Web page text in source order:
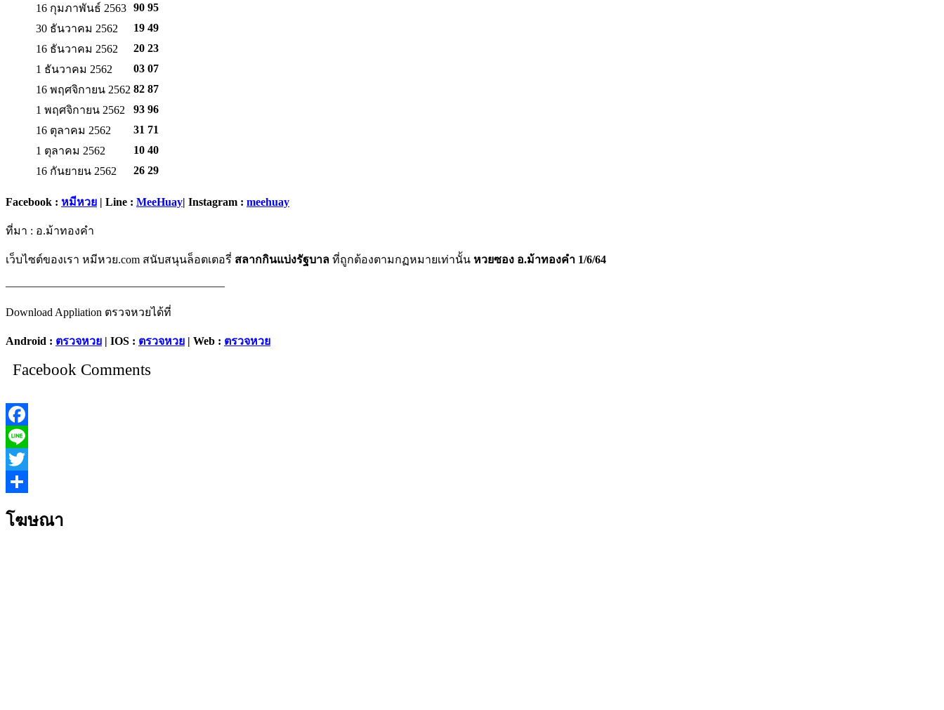
16 กุมภาพันธ์ 2563 90 95
30 ธันวาคม 2562
19 49
16 ธันวาคม 2562
20 23
1 ธันวาคม 2562
03 07
16 พฤศจิกายน 2562 82 87
1 พฤศจิกายน 2562
93 96
16 ตุลาคม 2562
31 71
1 ตุลาคม 2562
10 40
16 กันยายน 2562
26 29
Facebook : หมีหวย | Line : MeeHuay| Instagram : meehuay
ที่มา : อ.ม้าทองคำ
เว็บไซต์ของเรา หมีหวย.com สนับสนุนล็อตเตอรี่ สลากกินแบ่งรัฐบาล ที่ถูกต้องตามกฏหมายเท่านั้น หวยซอง อ.ม้าทองคำ 1/6/64
———————————————————–
Download Appliation ตรวจหวยได้ที่
Android : ตรวจหวย | IOS : ตรวจหวย | Web : ตรวจหวย
Facebook Comments
Facebook
Line
Twitter
โฆษณา